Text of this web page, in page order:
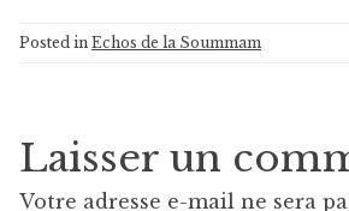
Posted in Echos de la Soummam
Laisser un
Votre adresse e-mail ne sera